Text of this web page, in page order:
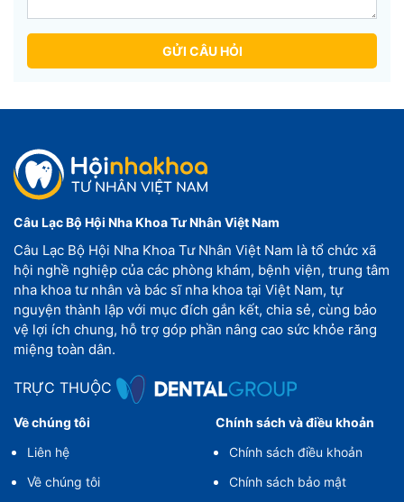
GỬI CÂU HỎI
Câu Lạc Bộ Hội Nha Khoa Tư Nhân Việt Nam
Câu Lạc Bộ Hội Nha Khoa Tư Nhân Việt Nam là tổ chức xã
hội nghề nghiệp của các phòng khám, bệnh viện, trung tâm
nha khoa tư nhân và bác sĩ nha khoa tại Việt Nam, tự
nguyện thành lập với mục đích gắn kết, chia sẻ, cùng bảo
vệ lợi ích chung, hỗ trợ góp phần nâng cao sức khỏe răng
miệng toàn dân.
TRỰC THUỘC
Về chúng tôi
Liên hệ
Về chúng tôi
Chính sách và điều khoản
Chính sách điều khoản
Chính sách bảo mật